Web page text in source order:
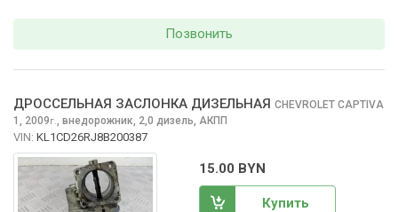
Позвонить
ДРОССЕЛЬНАЯ ЗАСЛОНКА ДИЗЕЛЬНАЯ CHEVROLET CAPTIVA
1, 2009г., внедорожник, 2,0 дизель, АКПП
VIN: KL1CD26RJ8B200387
15.00 BYN
Купить